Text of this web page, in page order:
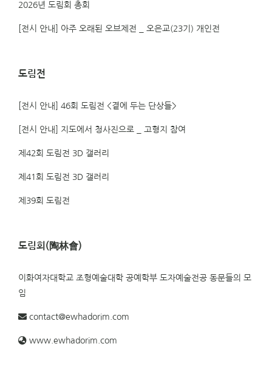
2026년 도림회 총회
[전시 안내] 아주 오래된 오브제전 _ 오은교(23기) 개인전
도림전
[전시 안내] 46회 도림전 <곁에 두는 단상들>
[전시 안내] 지도에서 청사진으로 _ 고형지 참여
제42회 도림전 3D 갤러리
제41회 도림전 3D 갤러리
제39회 도림전
도림회(陶林會)
이화여자대학교 조형예술대학 공예학부 도자예술전공 동문들의 모
임
contact@ewhadorim.com
www.ewhadorim.com